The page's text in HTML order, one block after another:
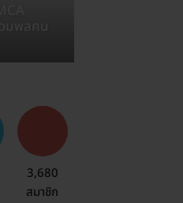
3,680
สมาชิก